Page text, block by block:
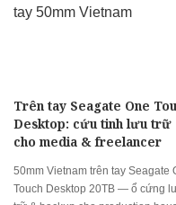
Trên tay Seagate One
Desktop: cứu tinh lưu trữ
cho media & freelancer
50mm Vietnam trên tay Seagate
Touch Desktop 20TB — ổ cứng